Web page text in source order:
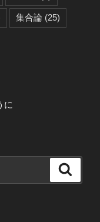
集合論 (25)
に